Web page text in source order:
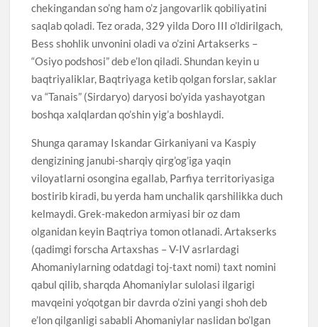
chekingandan so’ng ham o’z jangovarlik qobiliyatini
saqlab qoladi. Tez orada, 329 yilda Doro III o’ldirilgach,
Bess shohlik unvonini oladi va o’zini Artakserks –
“Osiyo podshosi” deb e’lon qiladi. Shundan keyin u
baqtriyaliklar, Baqtriyaga ketib qolgan forslar, saklar
va “Tanais” (Sirdaryo) daryosi bo’yida yashayotgan
boshqa xalqlardan qo’shin yig’a boshlaydi.
Shunga qaramay Iskandar Girkaniyani va Kaspiy
dengizining janubi-sharqiy qirg’og’iga yaqin
viloyatlarni osongina egallab, Parfiya territoriyasiga
bostirib kiradi, bu yerda ham unchalik qarshilikka duch
kelmaydi. Grek-makedon armiyasi bir oz dam
olganidan keyin Baqtriya tomon otlanadi. Artakserks
(qadimgi forscha Artaxshas – V-IV asrlardagi
Ahomaniylarning odatdagi toj-taxt nomi) taxt nomini
qabul qilib, sharqda Ahomaniylar sulolasi ilgarigi
mavqeini yo’qotgan bir davrda o’zini yangi shoh deb
e’lon qilganligi sababli Ahomaniylar naslidan bo’lgan